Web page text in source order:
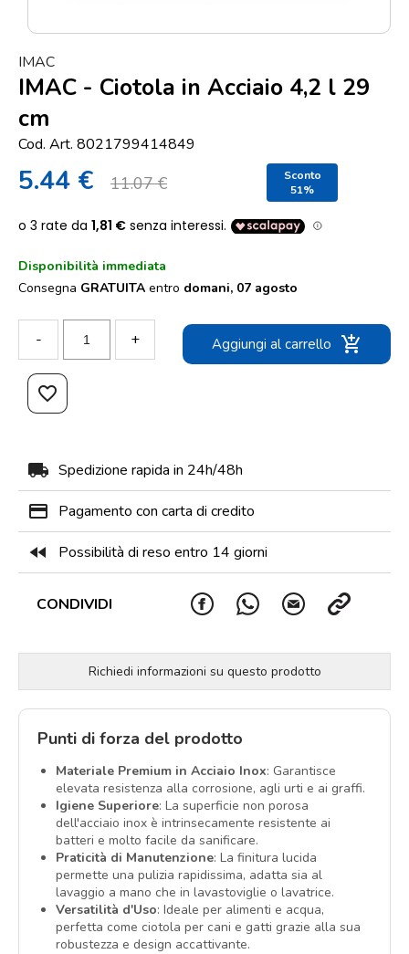
Punti
Blog
e
news
IMAC
IMAC - Ciotola in Acciaio 4,2 l 29
cm
Cod. Art. 8021799414849
5.44 € 11.07 €
Sconto
51%
Disponibilità immediata
Consegna GRATUITA entro domani, 07 agosto
- + Aggiungi al carrello add_shopping_cart
favorite_border
local_shipping Spedizione rapida in 24h/48h
payment Pagamento con carta di credito
fast_rewind Possibilità di reso entro 14 giorni
CONDIVIDI
Richiedi informazioni su questo prodotto
Punti di forza del prodotto
Materiale Premium in Acciaio Inox: Garantisce
elevata resistenza alla corrosione, agli urti e ai graffi.
Igiene Superiore: La superficie non porosa
dell'acciaio inox è intrinsecamente resistente ai
batteri e molto facile da sanificare.
Praticità di Manutenzione: La finitura lucida
permette una pulizia rapidissima, adatta sia al
lavaggio a mano che in lavastoviglie o lavatrice.
Versatilità d'Uso: Ideale per alimenti e acqua,
perfetta come ciotola per cani e gatti grazie alla sua
robustezza e design accattivante.